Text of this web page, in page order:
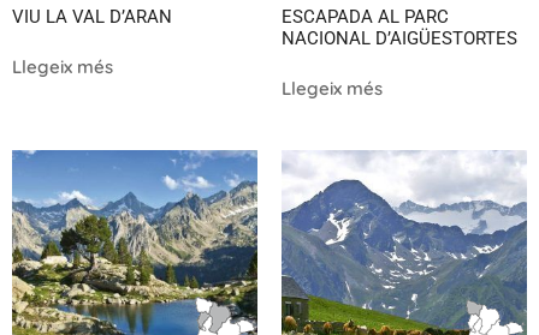
VIU LA VAL D’ARAN
Llegeix més
ESCAPADA AL PARC
NACIONAL D’AIGÜESTORTES
Llegeix més